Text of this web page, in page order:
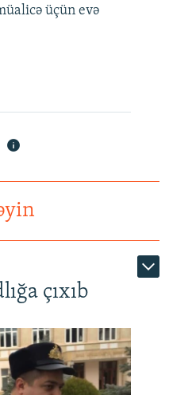
üçün evə
çıxıb